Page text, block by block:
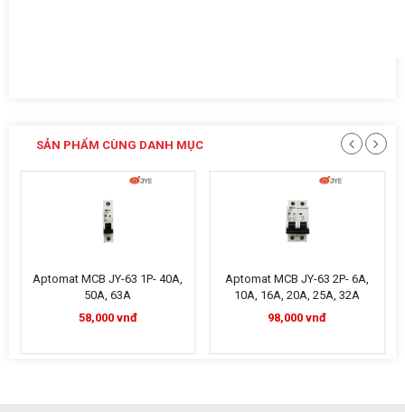
SẢN PHẨM CÙNG DANH MỤC
Aptomat MCB JY-63 1P- 40A,
50A, 63A
58,000 vnđ
Aptomat MCB JY-63 2P- 6A,
10A, 16A, 20A, 25A, 32A
98,000 vnđ